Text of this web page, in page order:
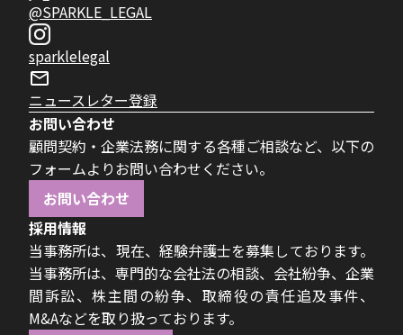
@SPARKLE_LEGAL
sparklelegal
ニュースレター登録
お問い合わせ
顧問契約・企業法務に関する各種ご相談など、以下の
フォームよりお問い合わせください。
お問い合わせ
採用情報
当事務所は、現在、経験弁護士を募集しております。
当事務所は、専門的な会社法の相談、会社紛争、企業
間訴訟、株主間の紛争、取締役の責任追及事件、
M&Aなどを取り扱っております。